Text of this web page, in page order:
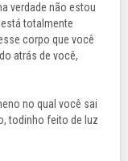
verdade não estou
totalmente
corpo que você
atrás de você,
no qual você sai
todinho feito de luz